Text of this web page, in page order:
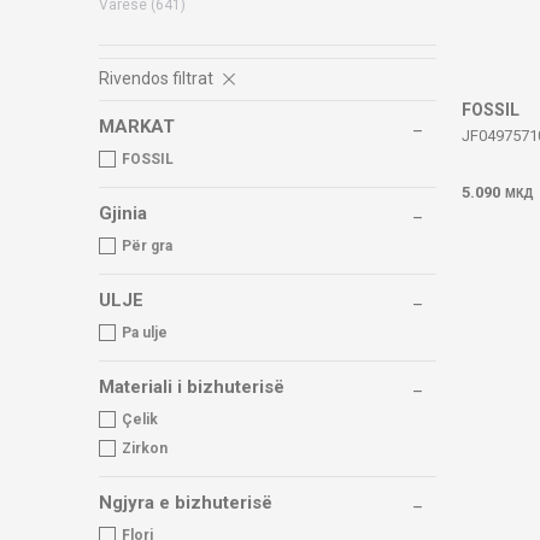
Varëse (641)
Rivendos filtrat
MARKAT
FOSSIL
Gjinia
Për gra
ULJE
Pa ulje
Materiali i bizhuterisë
Çelik
Zirkon
Ngjyra e bizhuterisë
Flori
FOSSIL
5.090 МКД